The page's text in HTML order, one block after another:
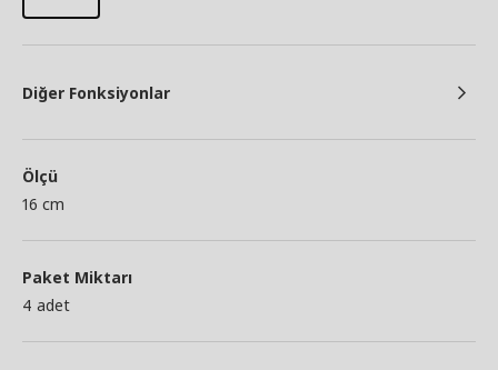
Diğer Fonksiyonlar
Ölçü
16 cm
Paket Miktarı
4 adet